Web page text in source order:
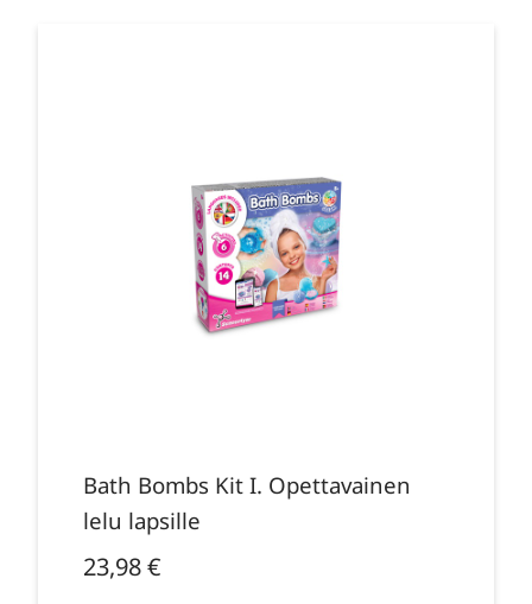
Bath Bombs Kit I. Opettavainen
lelu lapsille
23,98€